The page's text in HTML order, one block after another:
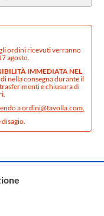
ordini ricevuti verranno
agosto.
IMMEDIATA NEL
nella consegna durante il
e chiusura di
aordini@tavolla.com.